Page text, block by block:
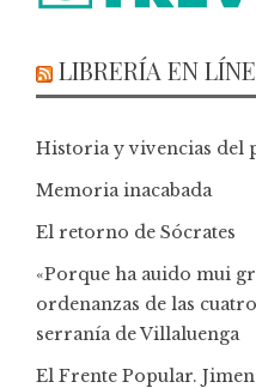
LIBRERÍA EN
Historia y vivencias del
Memoria inacabada
El retorno de Sócrates
«Porque ha auido mui
ordenanzas de las
serranía de Villaluenga
El Frente Popular.